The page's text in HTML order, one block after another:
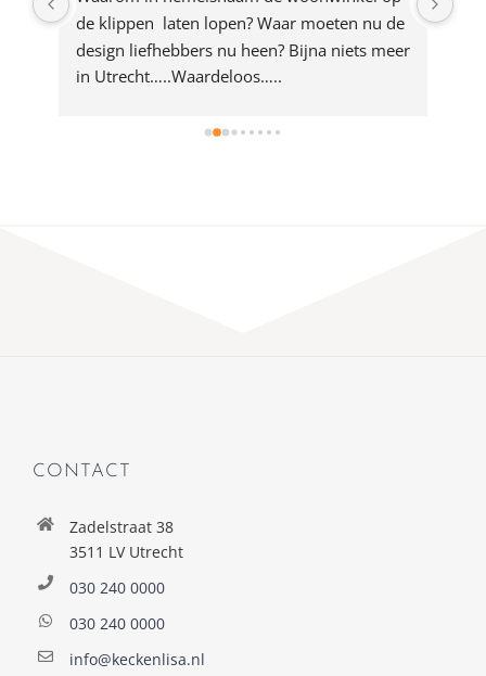
de klippen  laten lopen? Waar moeten nu de
design liefhebbers nu heen? Bijna niets meer
in Utrecht…..Waardeloos…..
CONTACT
Zadelstraat 38
3511 LV Utrecht
030 240 0000
030 240 0000
info@keckenlisa.nl